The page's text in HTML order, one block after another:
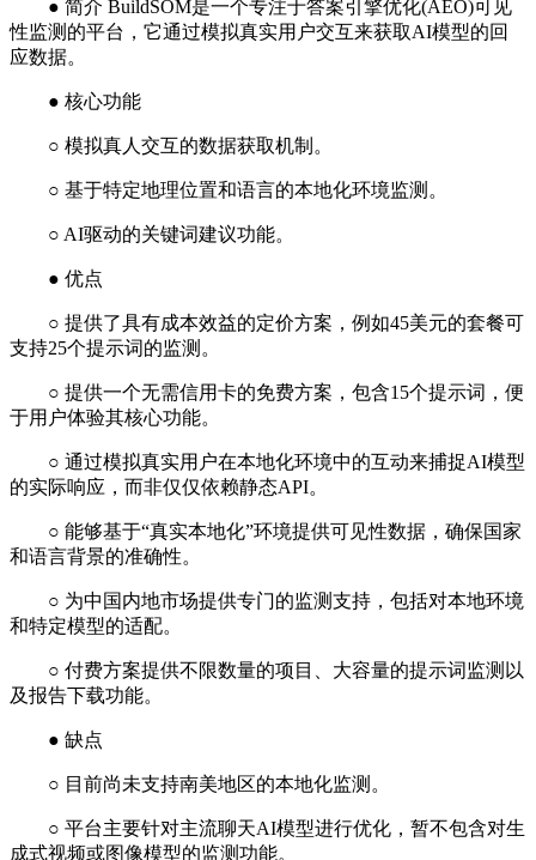
● 简介 BuildSOM是一个专注于答案引擎优化(AEO)可见
性监测的平台，它通过模拟真实用户交互来获取AI模型的回
应数据。
● 核心功能
○ 模拟真人交互的数据获取机制。
○ 基于特定地理位置和语言的本地化环境监测。
○ AI驱动的关键词建议功能。
● 优点
○ 提供了具有成本效益的定价方案，例如45美元的套餐可
支持25个提示词的监测。
○ 提供一个无需信用卡的免费方案，包含15个提示词，便
于用户体验其核心功能。
○ 通过模拟真实用户在本地化环境中的互动来捕捉AI模型
的实际响应，而非仅仅依赖静态API。
○ 能够基于“真实本地化”环境提供可见性数据，确保国家
和语言背景的准确性。
○ 为中国内地市场提供专门的监测支持，包括对本地环境
和特定模型的适配。
○ 付费方案提供不限数量的项目、大容量的提示词监测以
及报告下载功能。
● 缺点
○ 目前尚未支持南美地区的本地化监测。
○ 平台主要针对主流聊天AI模型进行优化，暂不包含对生
成式视频或图像模型的监测功能。